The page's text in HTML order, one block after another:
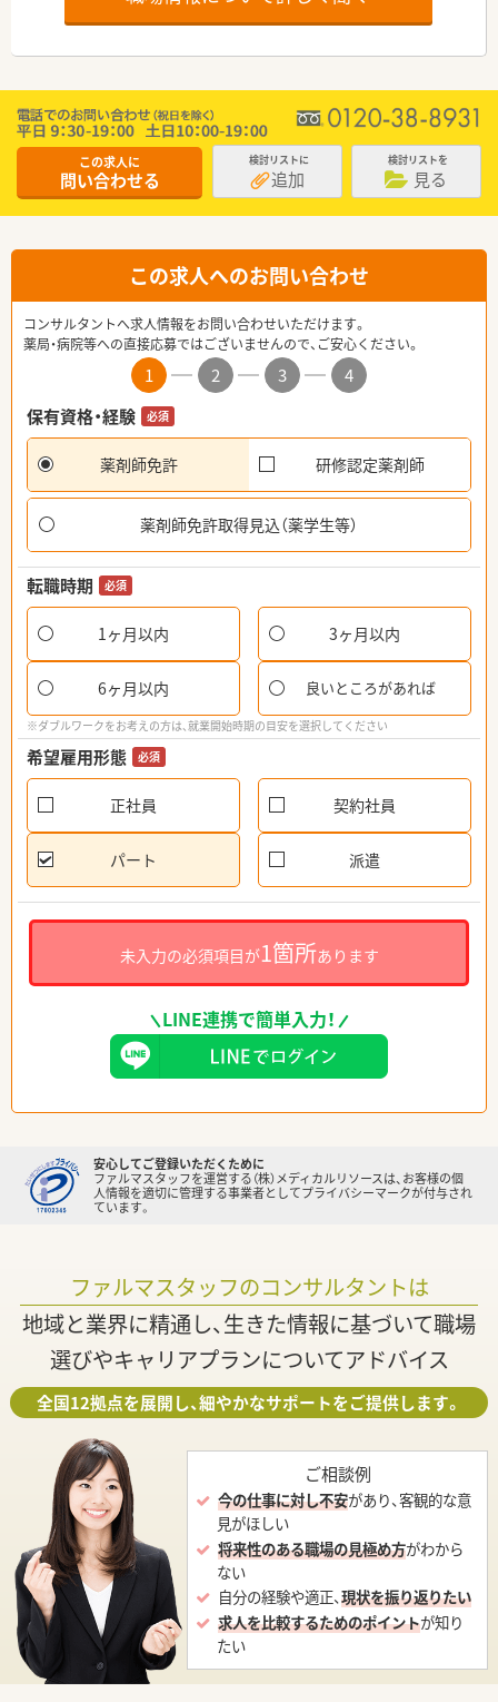
この求人に
問い合わせる
検討リストに
追加
検討リストを
見る
この求人へのお問い合わせ
コンサルタントへ求人情報をお問い合わせいただけます。
薬局・病院等への直接応募ではございませんので、ご安心ください。
1 2 3
4
保有資格・経験
必須
薬剤師免許 研修認定薬剤師
薬剤師免許取得見込（薬学生等）
転職時期 必須
1ヶ月以内 3ヶ月以内
6ヶ月以内 良いところがあれば
※ダブルワークをお考えの方は、就業開始時期の目安を選択してください
希望雇用形態 必須
正社員 契約社員
パート 派遣
未入力の必須項目が1箇所あります
LINE連携で簡単入力！
安心してご登録いただくために
ファルマスタッフを運営する（株）メディカルリソースは、お客様の個
人情報を適切に管理する事業者としてプライバシーマークが付与され
ています。
ファルマスタッフのコンサルタントは
地域と業界に精通し、生きた情報に基づいて職場
選びやキャリアプランについてアドバイス
全国12拠点を展開し、細やかなサポートをご提供します。
ご相談例
今の仕事に対し不安があり、客観的な意
見がほしい
将来性のある職場の見極め方がわから
ない
自分の経験や適正、現状を振り返りたい
求人を比較するためのポイントが知り
たい